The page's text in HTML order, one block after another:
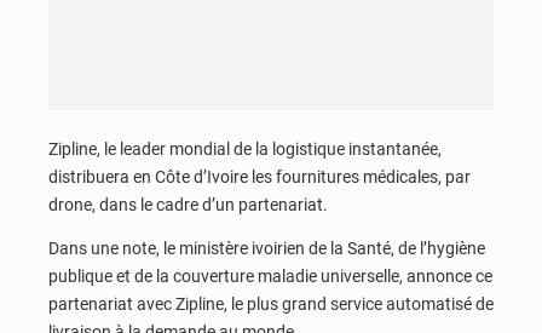
Zipline, le leader mondial de la logistique instantanée,
distribuera en Côte d’Ivoire les fournitures médicales, par
drone, dans le cadre d’un partenariat.
Dans une note, le ministère ivoirien de la Santé, de l’hygiène
publique et de la couverture maladie universelle, annonce ce
partenariat avec Zipline, le plus grand service automatisé de